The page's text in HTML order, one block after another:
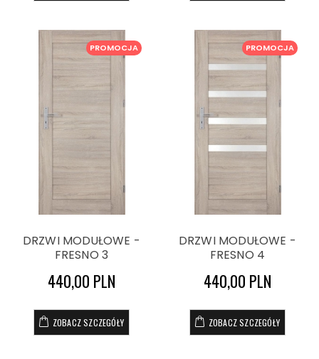
PROMOCJA
DRZWI MODUŁOWE -
FRESNO 3
440,00 PLN
ZOBACZ SZCZEGÓŁY
PROMOCJA
DRZWI MODUŁOWE -
FRESNO 4
440,00 PLN
ZOBACZ SZCZEGÓŁY